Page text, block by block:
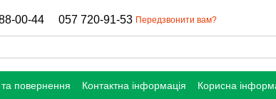
00-44 057 720-91-53 Передзвонити вам?
повернення Контактна інформація Корисна